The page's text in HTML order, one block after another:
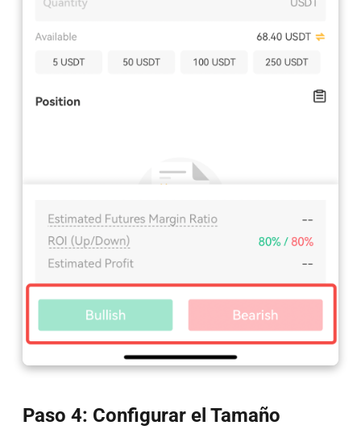
Paso 4: Configurar el Tamaño